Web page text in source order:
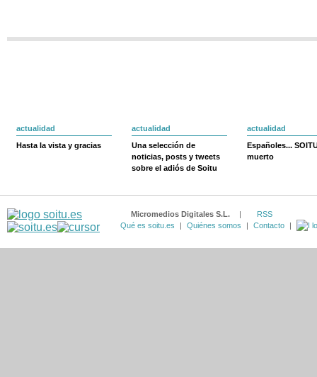
actualidad
Hasta la vista y gracias
actualidad
Una selección de
noticias, posts y tweets
sobre el adiós de Soitu
actualidad
Españoles...
muerto
Micromedios Digitales S.L. |
RSS
Qué es soitu.es
| Quiénes somos | Contacto |